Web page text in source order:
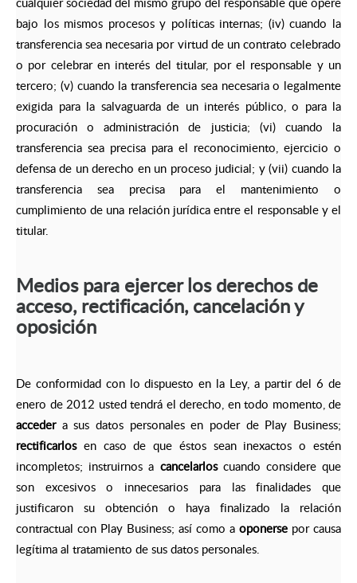
bajo los mismos procesos y políticas internas; (iv) cuando la
transferencia sea necesaria por virtud de un contrato celebrado
o por celebrar en interés del titular, por el responsable y un
tercero; (v) cuando la transferencia sea necesaria o legalmente
exigida para la salvaguarda de un interés público, o para la
procuración o administración de justicia; (vi) cuando la
transferencia sea precisa para el reconocimiento, ejercicio o
defensa de un derecho en un proceso judicial; y (vii) cuando la
transferencia sea precisa para el mantenimiento o
cumplimiento de una relación jurídica entre el responsable y el
titular.
Medios para ejercer los derechos de
acceso, rectificación, cancelación y
oposición
De conformidad con lo dispuesto en la Ley, a partir del 6 de
enero de 2012 usted tendrá el derecho, en todo momento, de
accedera sus datos personales en poder de Play Business;
rectificarlosen caso de que éstos sean inexactos o estén
incompletos; instruirnos a cancelarloscuando considere que
son excesivos o innecesarios para las finalidades que
justificaron su obtención o haya finalizado la relación
contractual con Play Business; así como a oponerse por causa
legítima al tratamiento de sus datos personales.